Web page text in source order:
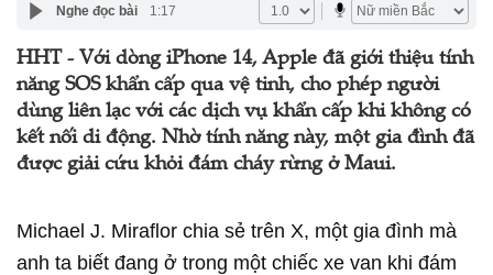
Nghe đọc bài 1:17
HHT - Với dòng iPhone 14, Apple đã giới thiệu tính
năng SOS khẩn cấp qua vệ tinh, cho phép người
dùng liên lạc với các dịch vụ khẩn cấp khi không có
kết nối di động. Nhờ tính năng này, một gia đình đã
được giải cứu khỏi đám cháy rừng ở Maui.
Michael J. Miraflor chia sẻ trên X, một gia đình mà
anh ta biết đang ở trong một chiếc xe van khi đám